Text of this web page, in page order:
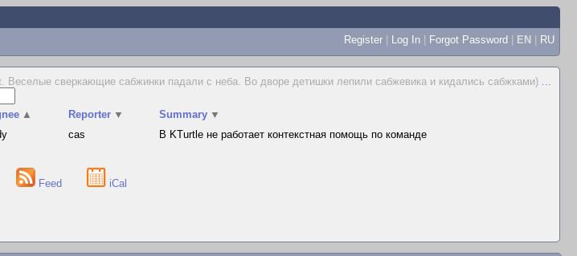
Register | Log In | Forgot Password | EN | RU
Веселые сверкающие сабжинки падали с неба. Во дворе детишки лепили сабжевика и кидались сабжками) ...
▲ Reporter ▼ Summary ▼
cas В KTurtle не работает контекстная помощь по команде
Feed iCal